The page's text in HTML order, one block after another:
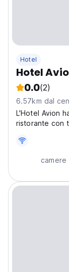
Hotel
Hotel
0.0(2)
6.57km dal
L'Hotel Avion
ristorante con